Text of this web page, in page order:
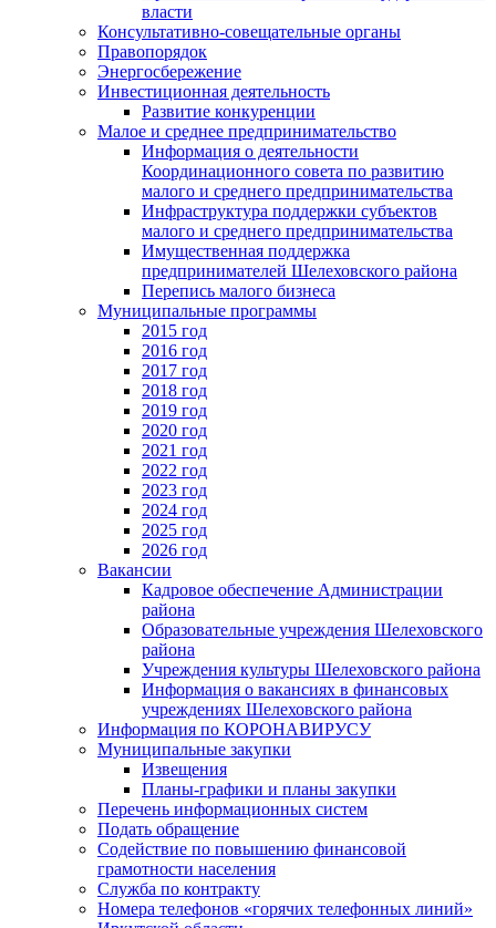
власти
Консультативно-совещательные органы
Правопорядок
Энергосбережение
Инвестиционная деятельность
Развитие конкуренции
Малое и среднее предпринимательство
Информация о деятельности
Координационного совета по развитию
малого и среднего предпринимательства
Инфраструктура поддержки субъектов
малого и среднего предпринимательства
Имущественная поддержка
предпринимателей Шелеховского района
Перепись малого бизнеса
Муниципальные программы
2015 год
2016 год
2017 год
2018 год
2019 год
2020 год
2021 год
2022 год
2023 год
2024 год
2025 год
2026 год
Вакансии
Кадровое обеспечение Администрации
района
Образовательные учреждения Шелеховского
района
Учреждения культуры Шелеховского района
Информация о вакансиях в финансовых
учреждениях Шелеховского района
Информация по КОРОНАВИРУСУ
Муниципальные закупки
Извещения
Планы-графики и планы закупки
Перечень информационных систем
Подать обращение
Содействие по повышению финансовой
грамотности населения
Служба по контракту
Номера телефонов «горячих телефонных линий»